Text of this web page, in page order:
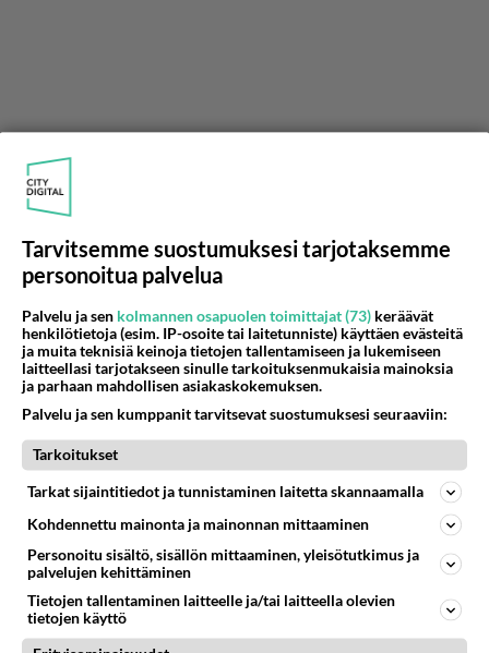
Anonyymi
2025-05-06 22:30:03
Anonyymikirjoitti:
Saattaa välillä komisariotason poliisimies kurkata jos
kuulee laadukkaan transsun kujerrusta putkasta😍😍🥰
Tuskin, lähinnä tyytyisivät naureskelemaan
valvontakameran kuvalle. Laadukas ja
putkakeissi eivät oikein mahdu samaan
lauseeseen.
Äänestä Kommentoi
Tarvitsemme suostumuksesi tarjotaksemme
personoitua palvelua
Palvelu ja sen kolmannen osapuolen toimittajat (73) keräävät
henkilötietoja (esim. IP-osoite tai laitetunniste) käyttäen evästeitä
ja muita teknisiä keinoja tietojen tallentamiseen ja lukemiseen
laitteellasi tarjotakseen sinulle tarkoituksenmukaisia mainoksia
ja parhaan mahdollisen asiakaskokemuksen.
Palvelu ja sen kumppanit tarvitsevat suostumuksesi seuraaviin:
Tarkoitukset
Tarkat sijaintitiedot ja tunnistaminen laitetta skannaamalla
Kohdennettu mainonta ja mainonnan mittaaminen
Personoitu sisältö, sisällön mittaaminen, yleisötutkimus ja
palvelujen kehittäminen
Tietojen tallentaminen laitteelle ja/tai laitteella olevien
tietojen käyttö